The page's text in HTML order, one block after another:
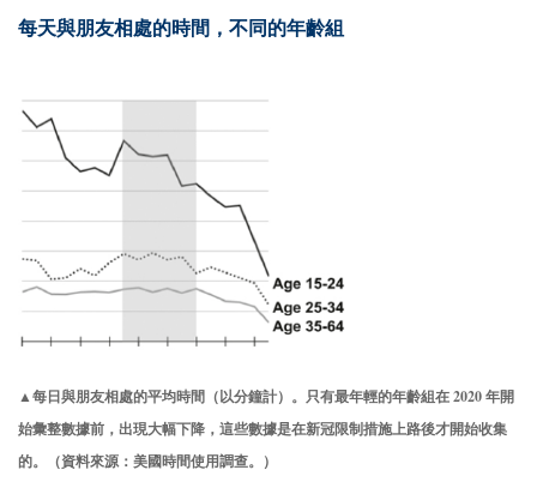
每天與朋友相處的時間，不同的年齡組
▲每日與朋友相處的平均時間（以分鐘計）。只有最年輕的年齡組在 2020 年開
始彙整數據前，出現大幅下降，這些數據是在新冠限制措施上路後才開始收集
的。（資料來源：美國時間使用調查。）